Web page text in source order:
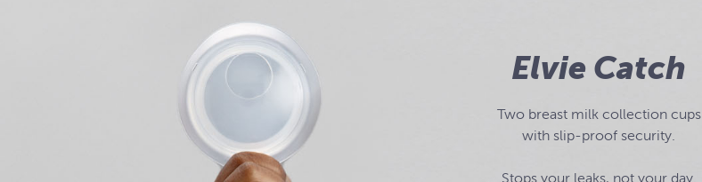
Elvie Catch
Two breast milk collection cups
with slip-proof security.
Stops your leaks, not your day.